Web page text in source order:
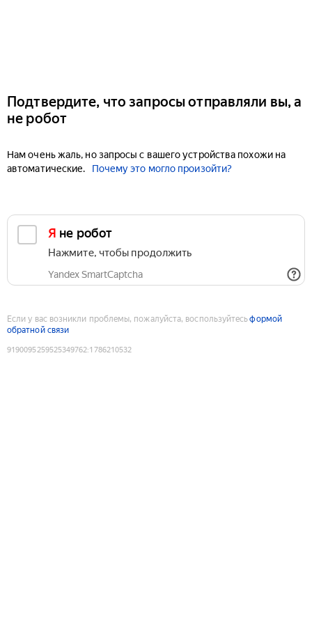
Подтвердите, что запросы отправляли вы, а
не робот
Нам очень жаль, но запросы с вашего устройства похожи на
автоматические.
Почему это могло произойти?
Я не робот
Нажмите, чтобы продолжить
Yandex SmartCaptcha
Если у вас возникли проблемы, пожалуйста, воспользуйтесьформой
обратной связи
9190095259525349762:1786210532